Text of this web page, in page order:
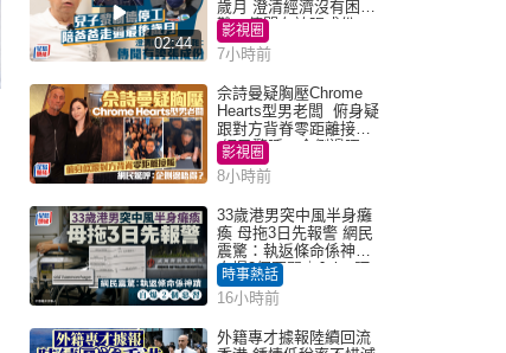
02:44
歲月 澄清經濟沒有困
難：傳聞有誇張成份
影視圈
7小時前
佘詩曼疑胸壓Chrome
Hearts型男老闆 俯身疑
跟對方背脊零距離接觸
網民驚呼：企側邊唔
得？
影視圈
8小時前
33歲港男突中風半身癱
瘓 母拖3日先報警 網民
震驚：執返條命係神蹟
自爆2個惡習｜Juicy叮
時事熱話
16小時前
外籍專才據報陸續回流